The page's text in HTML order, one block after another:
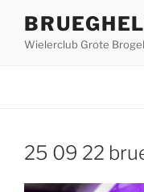
Wielerclub Grote Brogel
25 09 22